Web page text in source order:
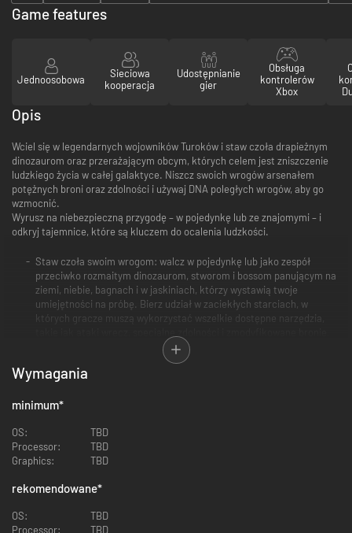
Game features
Jednoosobowa
Sieciowa
kooperacja
Udostępnianie
gier
Obsługa
kontrolerów
Xbox
Opis
Wciel się w legendarnych wojowników Turoków i staw czoła drapieżnym
dinozaurom oraz przerażającym obcym, których celem jest zniszczenie
ludzkiego życia w całej galaktyce. Niszcz swoich wrogów arsenałem
potężnych broni oraz zdolności i używaj DNA poległych wrogów, aby go
wzmocnić.
Wyrusz na niebezpieczną przygodę – w pojedynkę lub ze znajomymi – i
odkryj tajemnice, które są kluczem do ocalenia ludzkości.
Staw czoła swoim wrogom: walcz w pojedynkę lub jako zespół
przeciwko rozmaitym dinozaurom, stworom i bossom panującym na
ziemi, niebie, bagnach i w jaskiniach, którzy wystawią twoje
umiejętności na próbę. Bierz udział w zaciekłych starciach, w
których gracze muszą wykorzystać wszelkie dostępne narzędzia,
Uwolnij moc swojego arsenału: odblokowuj i ulepszaj zaawansowane
Wymagania
minimum*
OS:
TBD
Processor:
TBD
Graphics:
TBD
rekomendowane*
OS:
TBD
Processor:
TBD